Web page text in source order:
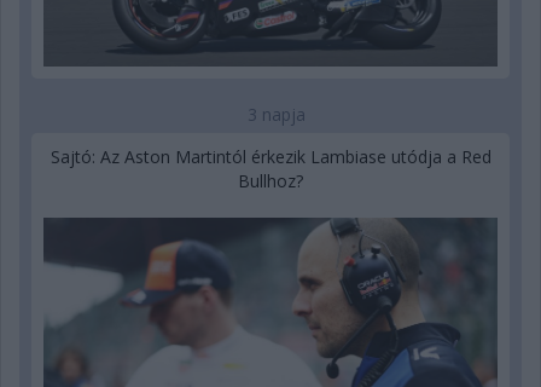
3 napja
Sajtó: Az Aston Martintól érkezik Lambiase utódja a Red
Bullhoz?